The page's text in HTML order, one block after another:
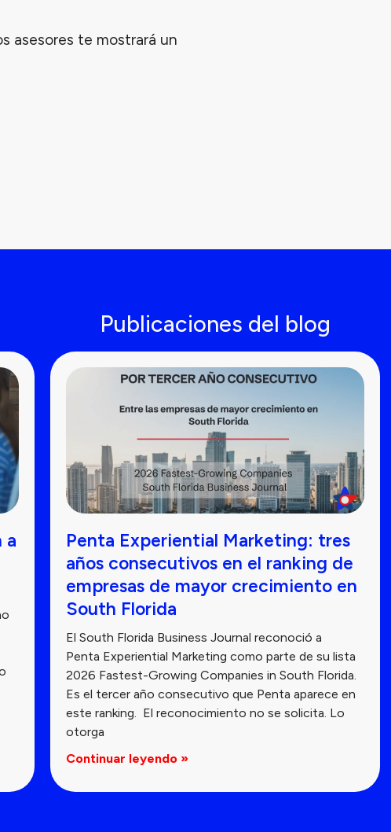
asesores te mostrará un
Publicaciones del blog
a
Penta Experiential Marketing: tres
años consecutivos en el ranking de
empresas de mayor crecimiento en
South Florida
El South Florida Business Journal reconoció a
Penta Experiential Marketing como parte de su lista
2026 Fastest-Growing Companies in South Florida.
Es el tercer año consecutivo que Penta aparece en
este ranking. El reconocimiento no se solicita. Lo
otorga
Continuar leyendo »